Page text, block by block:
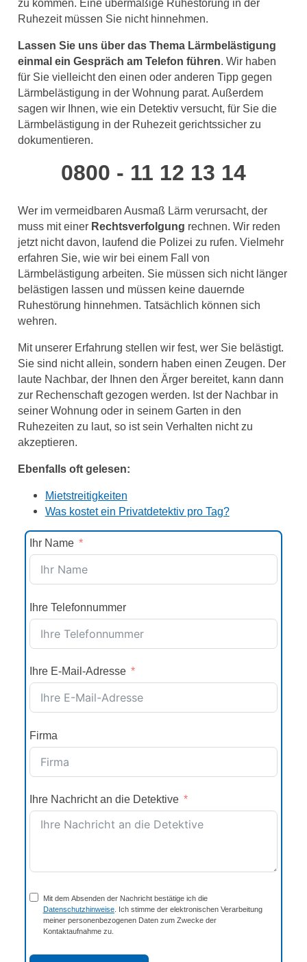
zu kommen. Eine übermäßige Ruhestörung in der
Ruhezeit müssen Sie nicht hinnehmen.
Lassen Sie uns über das Thema Lärmbelästigung
einmal ein Gespräch am Telefon führen. Wir haben
für Sie vielleicht den einen oder anderen Tipp gegen
Lärmbelästigung in der Wohnung parat. Außerdem
sagen wir Ihnen, wie ein Detektiv versucht, für Sie die
Lärmbelästigung in der Ruhezeit gerichtssicher zu
dokumentieren.
0800 - 11 12 13 14
Wer im vermeidbaren Ausmaß Lärm verursacht, der
muss mit einer Rechtsverfolgung rechnen. Wir reden
jetzt nicht davon, laufend die Polizei zu rufen. Vielmehr
erfahren Sie, wie wir bei einem Fall von
Lärmbelästigung arbeiten. Sie müssen sich nicht länger
belästigen lassen und müssen keine dauernde
Ruhestörung hinnehmen. Tatsächlich können sich
wehren.
Mit unserer Erfahrung stellen wir fest, wer Sie belästigt.
Sie sind nicht allein, sondern haben einen Zeugen. Der
laute Nachbar, der Ihnen den Ärger bereitet, kann dann
zur Rechenschaft gezogen werden. Ist der Nachbar in
seiner Wohnung oder in seinem Garten in den
Ruhezeiten zu laut, so ist sein Verhalten nicht zu
akzeptieren.
Ebenfalls oft gelesen:
Mietstreitigkeiten
Was kostet ein Privatdetektiv pro Tag?
Ihr Name
Ihre Telefonnummer
Ihre E-Mail-Adresse
Firma
Ihre Nachricht an die Detektive
Mit dem Absenden der Nachricht bestätige ich die
Datenschutzhinweise. Ich stimme der elektronischen Verarbeitung
meiner personenbezogenen Daten zum Zwecke der
Kontaktaufnahme zu.